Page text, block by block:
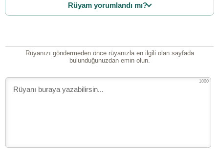
Rüyam yorumlandı mı?
Rüyanızı göndermeden önce rüyanızla en ilgili olan sayfada
bulunduğunuzdan emin olun.
1000